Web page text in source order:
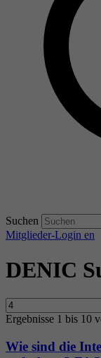
Suchen
Mitglieder-Login en
DENIC
Ergebnisse 1 bis 10
Wie sind die